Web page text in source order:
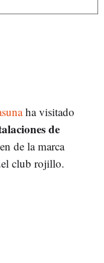
ha visitado
de
de la marca
club rojillo.